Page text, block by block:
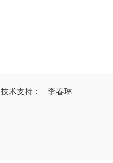
技术支持 ： 李春琳